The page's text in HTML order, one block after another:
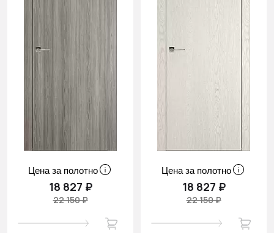
Цена за полотно
18 827 ₽
22 150 ₽
Цена за полотно
18 827 ₽
22 150 ₽